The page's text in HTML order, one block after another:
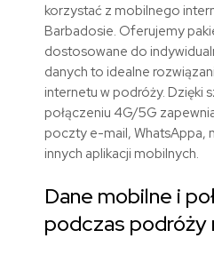
korzystać z mobilnego
Barbadosie. Oferujemy
dostosowane do
danych to idealne
internetu w podróży. Dzięki
połączeniu 4G/5G
poczty e-mail, WhatsAppa,
innych aplikacji mobilnych.
Dane mobilne i
podczas podróży